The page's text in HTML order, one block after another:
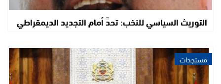
التوريث السياسي للنخب: تحدٍّ أمام التجديد الديمقراطي
مستجدات